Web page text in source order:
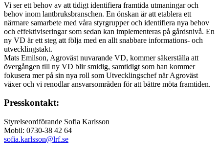
Vi ser ett behov av att tidigt identifiera framtida utmaningar och
behov inom lantbruksbranschen. En önskan är att etablera ett
närmare samarbete med våra styrgrupper och identifiera nya behov
och effektiviseringar som sedan kan implementeras på gårdsnivå. En
ny VD är ett steg att följa med en allt snabbare informations- och
utvecklingstakt.
Mats Emilson, Agroväst nuvarande VD, kommer säkerställa att
övergången till ny VD blir smidig, samtidigt som han kommer
fokusera mer på sin nya roll som Utvecklingschef när Agroväst
växer och vi renodlar ansvarsområden för att bättre möta framtiden.
Presskontakt:
Styrelseordförande Sofia Karlsson
Mobil: 0730-38 42 64
sofia.karlsson@lrf.se